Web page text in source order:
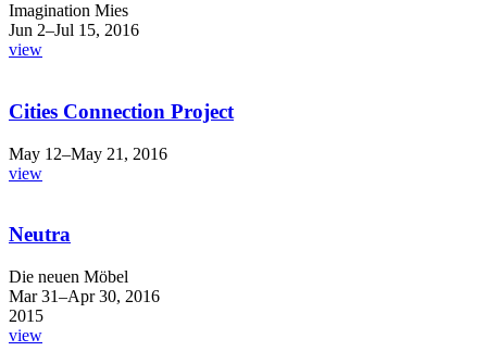
Imagination Mies
Jun 2–Jul 15, 2016
view
Cities Connection Project
May 12–May 21, 2016
view
Neutra
Die neuen Möbel
Mar 31–Apr 30, 2016
2015
view